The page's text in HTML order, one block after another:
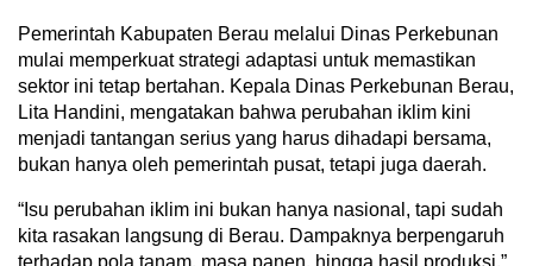
Pemerintah Kabupaten Berau melalui Dinas Perkebunan
mulai memperkuat strategi adaptasi untuk memastikan
sektor ini tetap bertahan. Kepala Dinas Perkebunan Berau,
Lita Handini, mengatakan bahwa perubahan iklim kini
menjadi tantangan serius yang harus dihadapi bersama,
bukan hanya oleh pemerintah pusat, tetapi juga daerah.
“Isu perubahan iklim ini bukan hanya nasional, tapi sudah
kita rasakan langsung di Berau. Dampaknya berpengaruh
terhadap pola tanam, masa panen, hingga hasil produksi,”